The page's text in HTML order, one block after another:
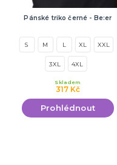
Pánské triko černé - Be:er
S M L XL XXL
3XL 4XL
317 Kč
Skladem
Prohlédnout